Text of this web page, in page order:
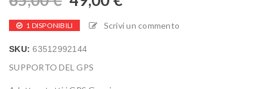
1 DISPONIBILI Scrivi un commento
SKU:63512992144
SUPPORTO DEL GPS